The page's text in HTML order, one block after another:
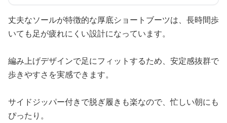
丈夫なソールが特徴的な厚底ショートブーツは、長時間歩
いても足が疲れにくい設計になっています。
編み上げデザインで足にフィットするため、安定感抜群で
歩きやすさを実感できます。
サイドジッパー付きで脱ぎ履きも楽なので、忙しい朝にも
ぴったり。